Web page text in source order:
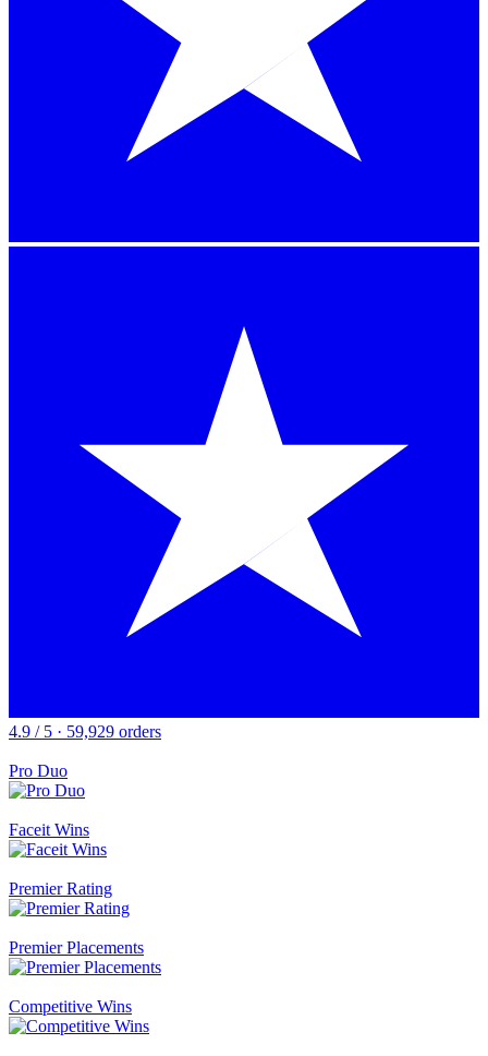
4.9 / 5 · 59,929 orders
Pro Duo
Faceit Wins
Premier Rating
Premier Placements
Competitive Wins